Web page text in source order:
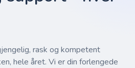
rask og kompetent
hele året. Vi er din forlengede